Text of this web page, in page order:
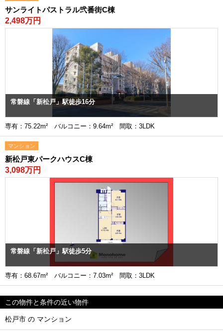
サンライトパストラル弐番街C棟
2,498万円
常磐線「新松戸」駅徒歩16分
専有：75.22m² バルコニー：9.64m² 間取：3LDK
マンション
新松戸東パークハウスC棟
3,098万円
常磐線「新松戸」駅徒歩5分
専有：68.67m² バルコニー：7.03m² 間取：3LDK
この物件と条件の近い物件
松戸市 の マンション